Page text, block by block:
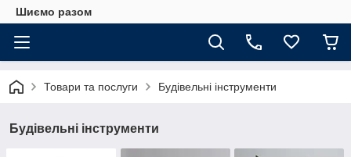
Шиємо разом
Товари та послуги Будівельні інструменти
Будівельні інструменти